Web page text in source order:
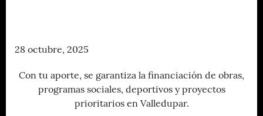
28 octubre, 2025
Con tu aporte, se garantiza la financiación de obras,
programas sociales, deportivos y proyectos
prioritarios en Valledupar.